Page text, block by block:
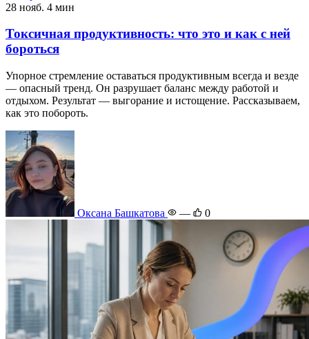
28 нояб. 4 мин
Токсичная продуктивность: что это и как с ней
бороться
Упорное стремление оставаться продуктивным всегда и везде
— опасный тренд. Он разрушает баланс между работой и
отдыхом. Результат — выгорание и истощение. Рассказываем,
как это побороть.
Оксана Башкатова — 0